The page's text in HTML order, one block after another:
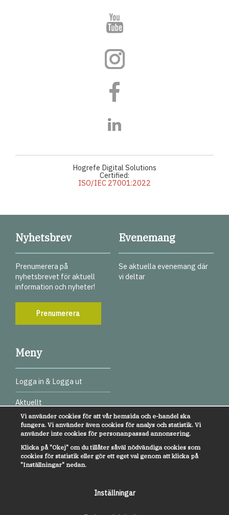
Hogrefe Digital Solutions
Certified:
ISO/IEC 27001:2022
Nyhetsbrev
Prenumerera på
nyhetsbrevet för aktuell
information och nyheter!
Prenumerera
Evenemang
Se aktuella evenemang där
vi deltar
Meny
Logga in & Logga ut
Aktuellt
Digitala test
Webbinarier
Övrigt
Vi använder cookies för att vår hemsida och e-handel ska
fungera. Vi använder även cookies för analys och statistik. Vi
använder inte cookies för personanpassad annonsering.
Klicka på "Okej" om du tillåter såväl nödvändiga cookies som
cookies för statistik eller gör ett eget val genom att klicka på
"Inställningar" nedan.
Inställningar